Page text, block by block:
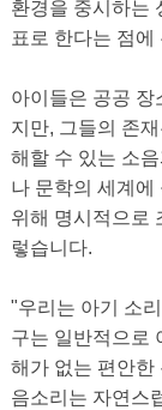
환경을 중시하는
표로 한다는 점
아이들은 공공 장
지만, 그들의 존
해할 수 있는 소
나 문학의 세계에
위해 명시적으로
렇습니다.
"우리는 아기 소
구는 일반적으로
해가 없는 편안한
음소리는 자연스